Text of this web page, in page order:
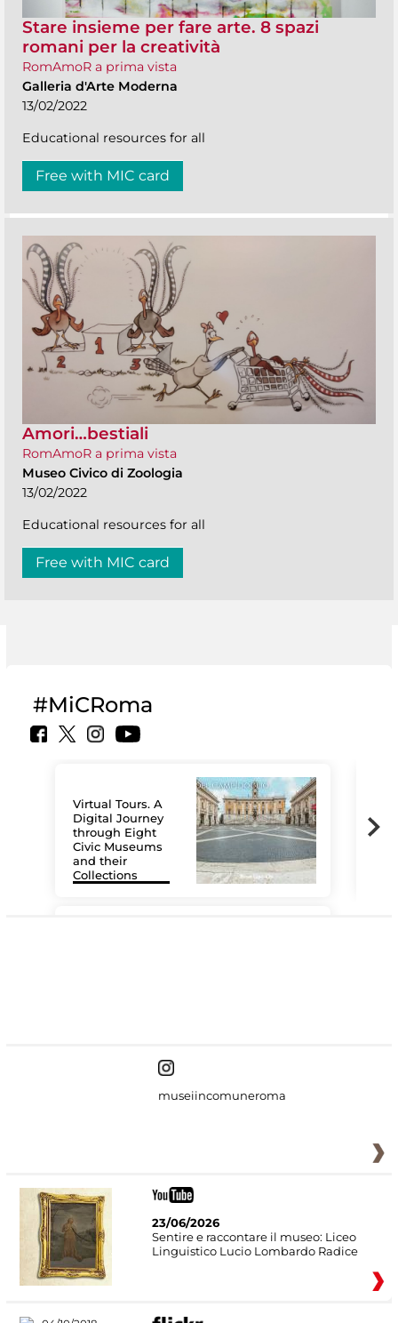
Stare insieme per fare arte. 8 spazi
romani per la creatività
RomAmoR a prima vista
Galleria d'Arte Moderna
13/02/2022
Educational resources for all
Free with MIC card
Amori…bestiali
RomAmoR a prima vista
Museo Civico di Zoologia
13/02/2022
Educational resources for all
Free with MIC card
#MiCRoma
Virtual Tours. A
Digital Journey
through Eight
Civic Museums
and their
Collections
museiincomuneroma
23/06/2026
Sentire e raccontare il museo: Liceo
Linguistico Lucio Lombardo Radice